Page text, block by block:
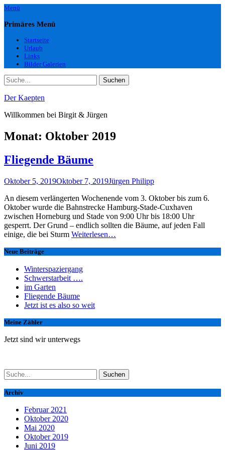
Zum
springen
Menü
Primäres Menü
Startseite
Urlaub
Links
Bilder Galerien
Suchen
Suchen
nach:
Der Kaepten
Willkommen bei Birgit & Jürgen
Monat: Oktober 2019
Fliegende Bäume
Posted
Oktober 5, 2019Oktober 7, 2019Autor
Jürgen Philipp
An diesem verlängerten Wochenende vom 3. Oktober bis zum 6.
Oktober wurde die Bahnstrecke Hamburg-Stade-Cuxhaven
zwischen Horneburg und Stade von 9:00 Uhr bis 18:00 Uhr
gesperrt. Der Grund – endlich sollten die Bäume, auf jeden Fall
einige, die bei Sturm Weiterlesen…
Neue Beiträge
Winterspaziergang
Schwerstarbeit ….
im Garten
Fliegende Bäume
Jetzt ist es also so weit
Meine Zähler
Jetzt sind wir unterwegs
Suchen
nach:
Archiv
Februar 2021
Oktober 2020
Mai 2020
Oktober 2019
Juni 2019